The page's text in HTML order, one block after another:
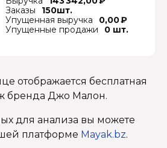
Заказы
150шт.
Упущенная выручка
0,00 ₽
Упущенные продажи
0 шт.
отображается бесплатная
бренда Джо Малон.
для анализа вы можете
платформе Mayak.bz.